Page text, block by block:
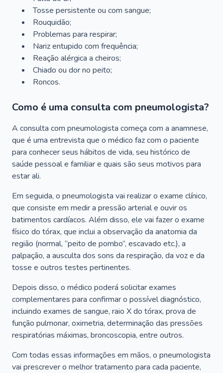
Tosse persistente ou com sangue;
Rouquidão;
Problemas para respirar;
Nariz entupido com frequência;
Reação alérgica a cheiros;
Chiado ou dor no peito;
Roncos.
Como é uma consulta com pneumologista?
A consulta com pneumologista começa com a anamnese,
que é uma entrevista que o médico faz com o paciente
para conhecer seus hábitos de vida, seu histórico de
saúde pessoal e familiar e quais são seus motivos para
estar ali.
Em seguida, o pneumologista vai realizar o exame clínico,
que consiste em medir a pressão arterial e ouvir os
batimentos cardíacos. Além disso, ele vai fazer o exame
físico do tórax, que inclui a observação da anatomia da
região (normal, “peito de pombo”, escavado etc.), a
palpação, a ausculta dos sons da respiração, da voz e da
tosse e outros testes pertinentes.
Depois disso, o médico poderá solicitar exames
complementares para confirmar o possível diagnóstico,
incluindo exames de sangue, raio X do tórax, prova de
função pulmonar, oximetria, determinação das pressões
respiratórias máximas, broncoscopia, entre outros.
Com todas essas informações em mãos, o pneumologista
vai prescrever o melhor tratamento para cada paciente,